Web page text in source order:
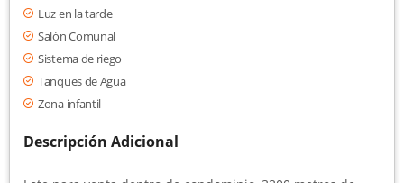
Luz en la tarde
Salón Comunal
Sistema de riego
Tanques de Agua
Zona infantil
Descripción Adicional